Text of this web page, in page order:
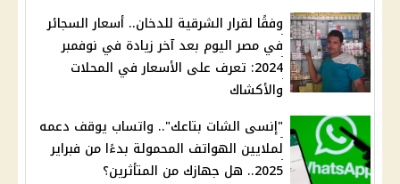
وفقًا لقرار الشرقية للدخان.. أسعار السجائر
في مصر اليوم بعد آخر زيادة في نوفمبر
2024: تعرف على الأسعار في المحلات
والأكشاك
"إنسى الشات بتاعك".. واتساب يوقف دعمه
لملايين الهواتف المحمولة بدءًا من فبراير
2025.. هل جهازك من المتأثرين؟